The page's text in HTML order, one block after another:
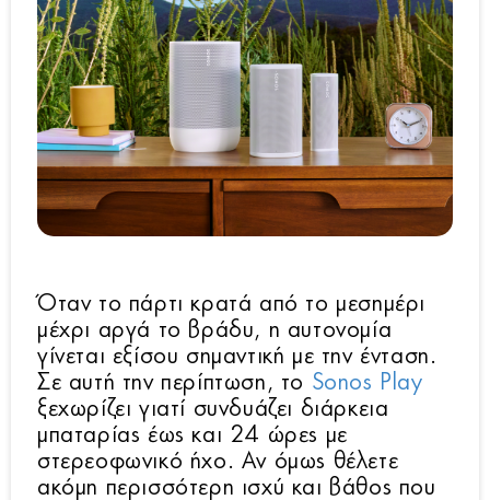
Όταν το πάρτι κρατά από το μεσημέρι
μέχρι αργά το βράδυ, η αυτονομία
γίνεται εξίσου σημαντική με την ένταση.
Σε αυτή την περίπτωση, το Sonos Play
ξεχωρίζει γιατί συνδυάζει διάρκεια
μπαταρίας έως και 24 ώρες με
στερεοφωνικό ήχο. Αν όμως θέλετε
ακόμη περισσότερη ισχύ και βάθος που